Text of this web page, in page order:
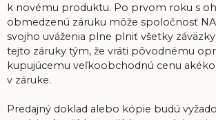
k novému produktu. Po prvom roku s
obmedzenú záruku môže spoločnosť
svojho uváženia plne plniť všetky
tejto záruky tým, že vráti pôvodnému
kupujúcemu veľkoobchodnú cenu
v záruke.
Predajný doklad alebo kópie budú